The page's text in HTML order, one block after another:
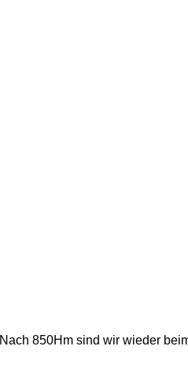
Nach 850Hm sind wir wieder